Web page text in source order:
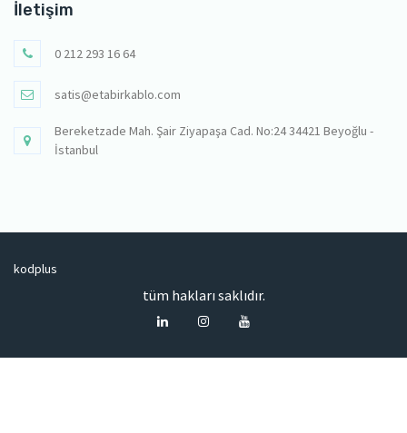
İletişim
0 212 293 16 64
satis@etabirkablo.com
Bereketzade Mah. Şair Ziyapaşa Cad. No:24 34421 Beyoğlu -
İstanbul
kodplus
tüm hakları saklıdır.